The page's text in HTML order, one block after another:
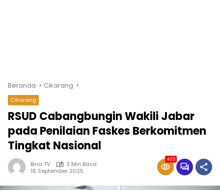
Beranda Cikarang
Cikarang
RSUD Cabangbungin Wakili Jabar
pada Penilaian Faskes Berkomitmen
Tingkat Nasional
Bina TV
3 Min Baca
16 September 2025
435